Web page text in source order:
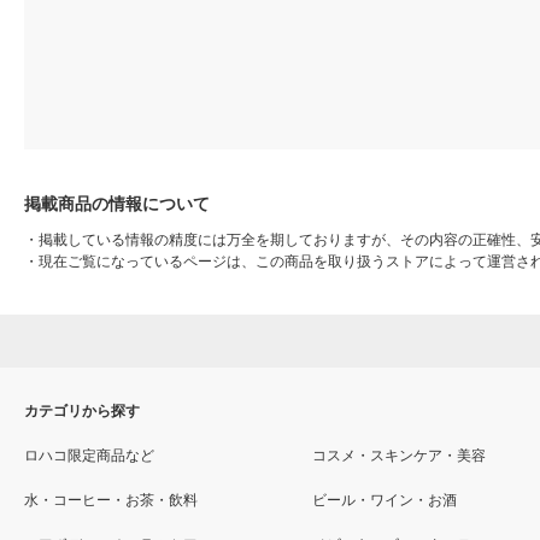
掲載商品の情報について
・ 掲載している情報の精度には万全を期しておりますが、その内容の正確性
・ 現在ご覧になっているページは、この商品を取り扱うストアによって運営
カテゴリから探す
ロハコ限定商品など コスメ・スキンケア・美容
水・コーヒー・お茶・飲料 ビール・ワイン・お酒